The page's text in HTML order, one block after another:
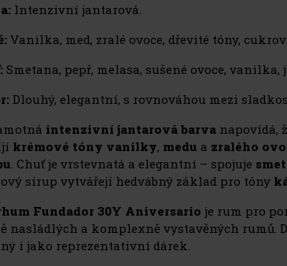
Intenzivní jantarová.
Vanilka, med, zralé ovoce, dřevité tóny,
Smetana, pepř, melasa, sušené ovoce,
Dlouhý, elegantní, s rovnováhou mezi
intenzivní jantarová barva napovídá,
krémové tóny vanilky, medu a zralého
. Chuť je vrstevnatá a elegantní – spojuje
sirup vytvářejí hedvábný základ pro tóny
Fundador 30Y Aniversario je rum pro
nasládlých a komplexně vystavěných
i jako reprezentativní dárek.